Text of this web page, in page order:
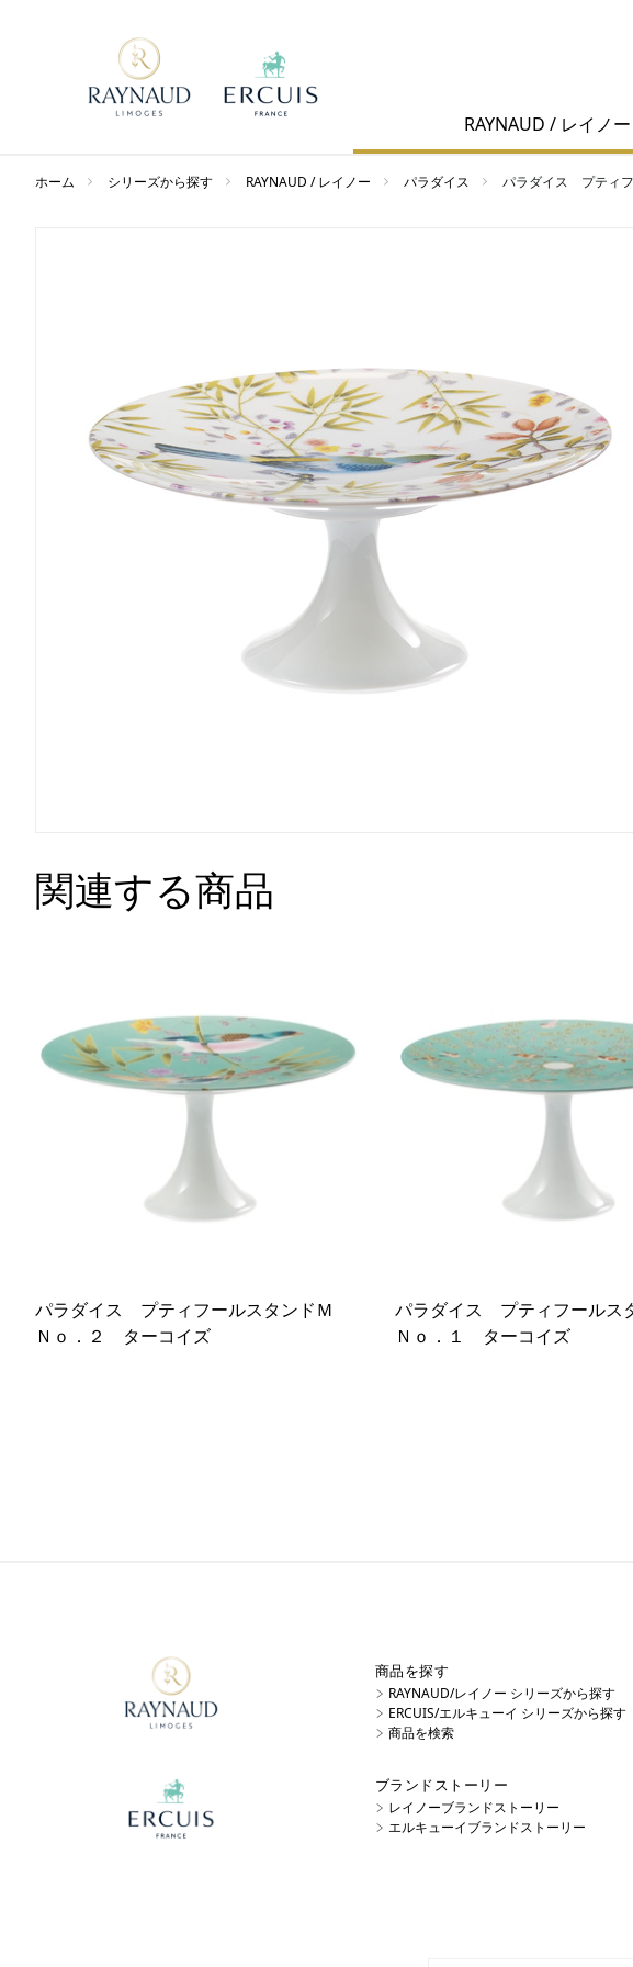
RAYNAUD / レイノ
ホーム シリーズから探す RAYNAUD / レイノー パラダイス パラダイス プティ
関連する商品
パラダイス プティフールスタンドＭ
Ｎｏ．２ ターコイズ
パラダイス プティフールス
Ｎｏ．１ ターコイズ
商品を探す
RAYNAUD/レイノー シリーズから探す
ERCUIS/エルキューイ シリーズから探す
商品を検索
ブランドストーリー
レイノーブランドストーリー
エルキューイブランドストーリー